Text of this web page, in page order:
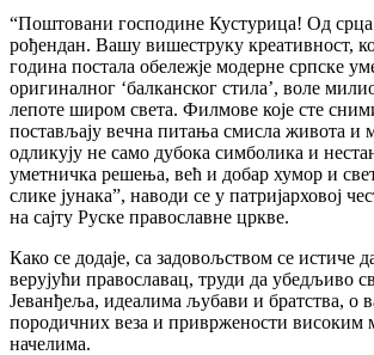
“Поштовани господине Кустурица! Од
рођендан. Вашу вишеструку креативност,
година постала обележје модерне српске
оригиналног ‘балканског стила’, воле
лепоте широм света. Филмове које сте
постављају вечна питања смисла живота и
одликују не само дубока симболика и
уметничка решења, већ и добар хумор и
слике јунака”, наводи се у патријарховој
на сајту Руске православне цркве.
Како се додаје, са задовољством се истиче
верујући православац, труди да убедљиво
Јеванђеља, идеалима љубави и братства, о
породичних веза и привржености високим
начелима.